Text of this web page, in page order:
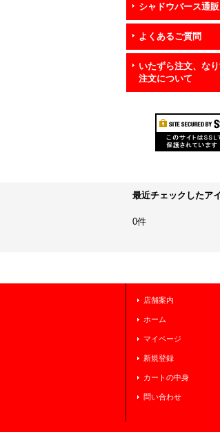
シャドウバース通販
よくあるご質問
いたずら注文、な
注文について
最近チェックしたア
0件
店舗案内
ホーム
マイページ
新規登録
カートの中身
問い合わせ